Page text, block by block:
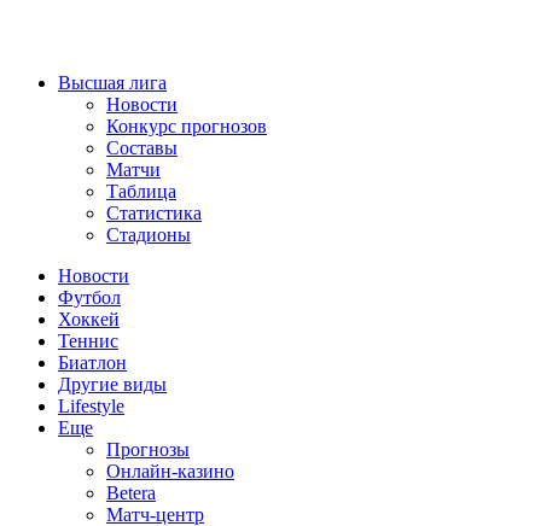
Высшая лига
Новости
Конкурс прогнозов
Составы
Матчи
Таблица
Статистика
Стадионы
Новости
Футбол
Хоккей
Теннис
Биатлон
Другие виды
Lifestyle
Еще
Прогнозы
Онлайн-казино
Betera
Матч-центр